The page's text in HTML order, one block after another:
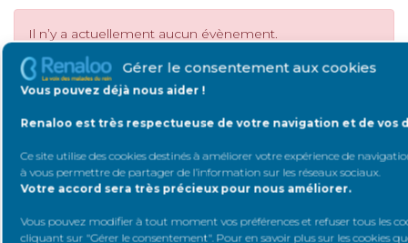
Gérer le consentement aux cookies
Vous pouvez déjà nous aider !
Renaloo est très respectueuse de votre navigation et de vos
Ce site utilise des cookies destinés à améliorer votre expérience de
à vous permettre de partager de l’information sur les réseaux sociaux.
Votre accord sera très précieux pour nous améliorer.
Vous pouvez modifier à tout moment vos préférences et refuser tous les
cliquant sur "Gérer le consentement". Pour en savoir plus sur les cookies
Il n’y a actuellement aucun évènement.
INSUFFISANCE
RÉNALE
DOCUMENT
ÉVÉNEMENT